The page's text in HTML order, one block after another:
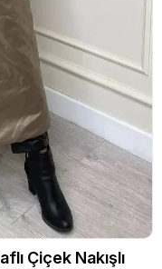
Çiçek Nakışlı